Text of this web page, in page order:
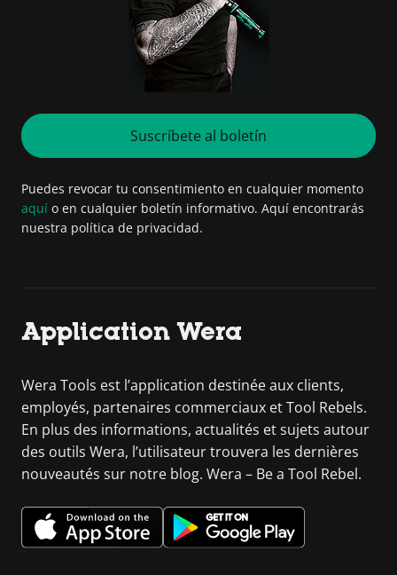
Suscríbete al boletín
Puedes revocar tu consentimiento en cualquier momento
aquí o en cualquier boletín informativo. Aquí encontrarás
nuestra política de privacidad.
Application Wera
Wera Tools est l’application destinée aux clients,
employés, partenaires commerciaux et Tool Rebels.
En plus des informations, actualités et sujets autour
des outils Wera, l’utilisateur trouvera les dernières
nouveautés sur notre blog. Wera – Be a Tool Rebel.